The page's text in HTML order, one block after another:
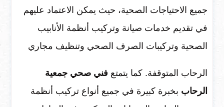
جميع الاحتياجات الصحية، حيث يمكن الاعتماد عليهم
في تقديم خدمات صيانة وتركيب أنظمة الأنابيب
الصحية وتركيبات الصرف الصحي وتنظيف مجاري
الرحاب المتوقفة. كما يتمتع فني صحي جمعية
الرحاب بخبرة كبيرة في جميع أنواع تركيب أنظمة